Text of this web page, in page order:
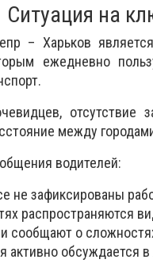
Ситуация на
– Харьков
ежедневно
отсутствие
между
водителей:
не зафиксированы
распространяются
сообщают о
активно обсуждается